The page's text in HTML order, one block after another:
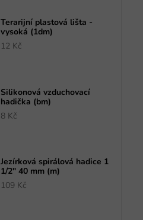
Terarijní plastová lišta -
vysoká (1dm)
12 Kč
Silikonová vzduchovací
hadička (bm)
8 Kč
Jezírková spirálová hadice 1
1/2" 40 mm (m)
109 Kč